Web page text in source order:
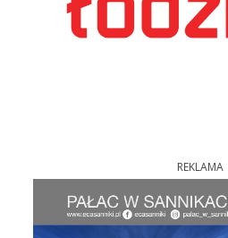
REKLAMA